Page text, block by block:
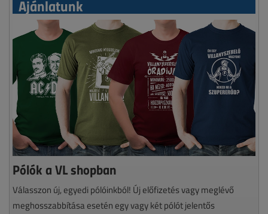
Ajánlatunk
Pólók a VL shopban
Válasszon új, egyedi pólóinkból! Új előfizetés vagy meglévő
meghosszabbítása esetén egy vagy két pólót jelentős